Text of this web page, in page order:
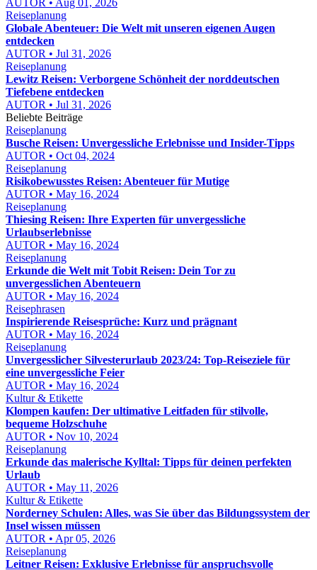
AUTOR • Aug 01, 2026
Reiseplanung
Globale Abenteuer: Die Welt mit unseren eigenen Augen
entdecken
AUTOR • Jul 31, 2026
Reiseplanung
Lewitz Reisen: Verborgene Schönheit der norddeutschen
Tiefebene entdecken
AUTOR • Jul 31, 2026
Beliebte Beiträge
Reiseplanung
Busche Reisen: Unvergessliche Erlebnisse und Insider-Tipps
AUTOR • Oct 04, 2024
Reiseplanung
Risikobewusstes Reisen: Abenteuer für Mutige
AUTOR • May 16, 2024
Reiseplanung
Thiesing Reisen: Ihre Experten für unvergessliche
Urlaubserlebnisse
AUTOR • May 16, 2024
Reiseplanung
Erkunde die Welt mit Tobit Reisen: Dein Tor zu
unvergesslichen Abenteuern
AUTOR • May 16, 2024
Reisephrasen
Inspirierende Reisesprüche: Kurz und prägnant
AUTOR • May 16, 2024
Reiseplanung
Unvergesslicher Silvesterurlaub 2023/24: Top-Reiseziele für
eine unvergessliche Feier
AUTOR • May 16, 2024
Kultur & Etikette
Klompen kaufen: Der ultimative Leitfaden für stilvolle,
bequeme Holzschuhe
AUTOR • Nov 10, 2024
Reiseplanung
Erkunde das malerische Kylltal: Tipps für deinen perfekten
Urlaub
AUTOR • May 11, 2026
Kultur & Etikette
Norderney Schulen: Alles, was Sie über das Bildungssystem der
Insel wissen müssen
AUTOR • Apr 05, 2026
Reiseplanung
Leitner Reisen: Exklusive Erlebnisse für anspruchsvolle